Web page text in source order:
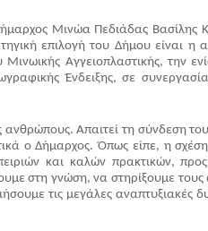
Μινώα Πεδιάδας Βασίλης
επιλογή του Δήμου είναι η
Αγγειοπλαστικής, την
Ένδειξης, σε
Απαιτεί τη σύνδεση
ο Δήμαρχος. Όπως είπε, η
και καλών πρακτικών,
στη γνώση, να στηρίξουμε
τις μεγάλες αναπτυξιακές